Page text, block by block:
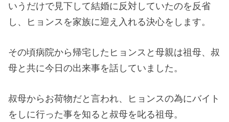
いうだけで見下して結婚に反対していたのを反省
し、ヒョンスを家族に迎え入れる決心をします。
その頃病院から帰宅したヒョンスと母親は祖母、叔
母と共に今日の出来事を話していました。
叔母からお荷物だと言われ、ヒョンスの為にバイト
をしに行った事を知ると叔母を叱る祖母。